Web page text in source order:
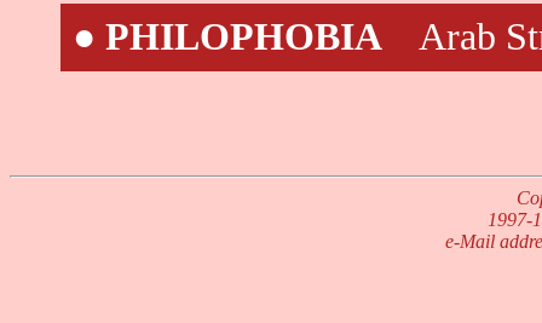
● PHILOPHOBIA Arab
1997-
e-Mail